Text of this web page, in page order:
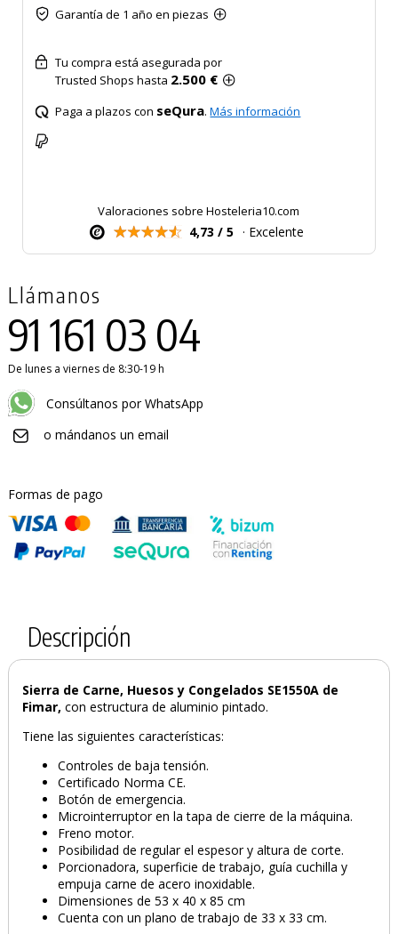
PRODUCTO AÑADIDO AL CARRITO
Garantía de 1 año en piezas
Tu compra está asegurada por
Trusted Shops hasta 2.500 €
Paga a plazos con seQura.Más información
Valoraciones sobre Hosteleria10.com
4,73 / 5 · Excelente
Llámanos
91 161 03 04
De lunes a viernes de 8:30-19 h
Consúltanos por WhatsApp
o mándanos un email
Formas de pago
Descripción
Sierra de Carne, Huesos y Congelados SE1550A de
Fimar, con estructura de aluminio pintado.
Tiene las siguientes características:
Controles de baja tensión.
Certificado Norma CE.
Botón de emergencia.
Microinterruptor en la tapa de cierre de la máquina.
Freno motor.
Posibilidad de regular el espesor y altura de corte.
Porcionadora, superficie de trabajo, guía cuchilla y
empuja carne de acero inoxidable.
Dimensiones de 53 x 40 x 85 cm
Cuenta con un plano de trabajo de 33 x 33 cm.